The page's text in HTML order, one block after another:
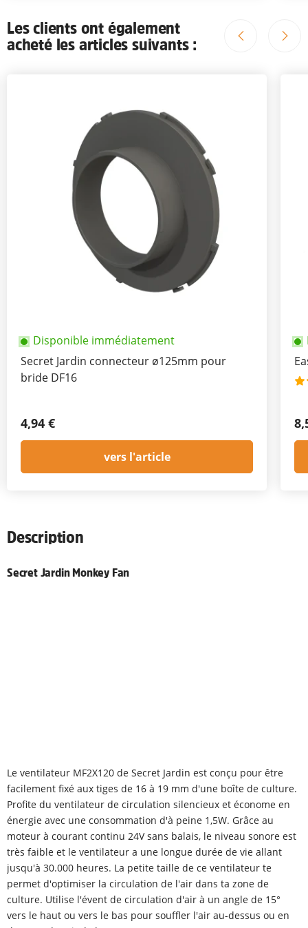
Les clients ont également
acheté les articles suivants :
Disponible immédiatement
Secret Jardin connecteur ø125mm pour
bride DF16
4,94 €
vers l'article
Description
Secret Jardin Monkey Fan
Le ventilateur MF2X120 de Secret Jardin est conçu pour être
facilement fixé aux tiges de 16 à 19 mm d'une boîte de culture.
Profite du ventilateur de circulation silencieux et économe en
énergie avec une consommation d'à peine 1,5W. Grâce au
moteur à courant continu 24V sans balais, le niveau sonore est
très faible et le ventilateur a une longue durée de vie allant
jusqu'à 30.000 heures. La petite taille de ce ventilateur te
permet d'optimiser la circulation de l'air dans ta zone de
culture. Utilise l'évent de circulation d'air à un angle de 15°
vers le haut ou vers le bas pour souffler l'air au-dessus ou en